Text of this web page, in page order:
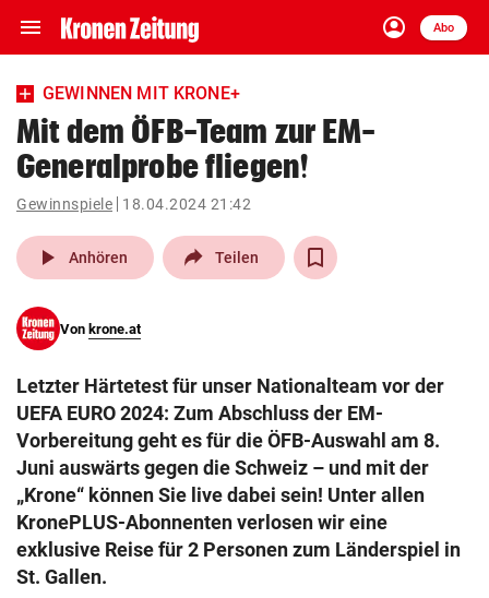
menu Navigation
ein-/ausklappen
account_circle
Anmelden
Abo
close Schließen
account_circle Anmelden
pin_drop
Wien arrow_right
search
eingeben
Muthgasse 2, 1190 Wien
GEWINNEN MIT KRONE+
Mit dem ÖFB-Team zur EM-
Generalprobe fliegen!
Gewinnspiele 18.04.2024 21:42
play_arrow Anhören Teilen
Von krone.at
Letzter Härtetest für unser Nationalteam vor der
UEFA EURO 2024: Zum Abschluss der EM-
Vorbereitung geht es für die ÖFB-Auswahl am 8.
Juni auswärts gegen die Schweiz – und mit der
„Krone“ können Sie live dabei sein! Unter allen
KronePLUS-Abonnenten verlosen wir eine
exklusive Reise für 2 Personen zum Länderspiel in
St. Gallen.